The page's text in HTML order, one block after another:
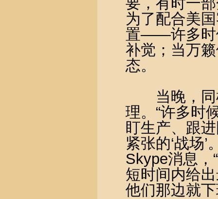
为了配合美
置——许多时
补觉；当万
态。
当晚，同
理。“许多时
盯生产、跟
紧张的‘战场
Skype消息，
短时间内给
他们那边就